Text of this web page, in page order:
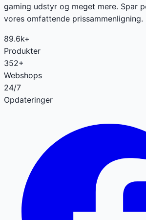
gaming udstyr og meget mere. Spar
vores omfattende prissammenligning.
89.6k+
Produkter
352+
Webshops
24/7
Opdateringer